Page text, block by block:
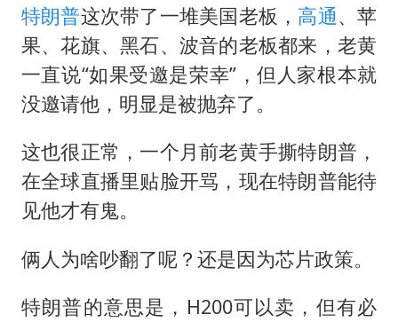
特朗普这次带了一堆美国老板， 高通、苹
果、花旗、黑石、波音的老板都来，老黄
一直说“如果受邀是荣幸”，但人家根本就
没邀请他，明显是被抛弃了。
这也很正常，一个月前老黄手撕特朗普，
在全球直播里贴脸开骂，现在特朗普能待
见他才有鬼。
俩人为啥吵翻了呢？还是因为芯片政策。
特朗普的意思是，H200可以卖，但有必